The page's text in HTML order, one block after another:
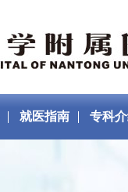
就医指南 专科